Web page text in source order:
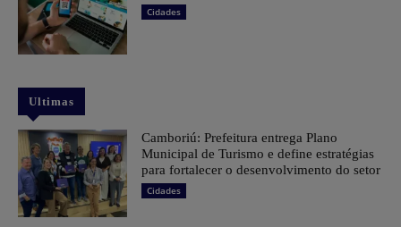
Cidades
Ultimas
Camboriú: Prefeitura entrega Plano
Municipal de Turismo e define estratégias
para fortalecer o desenvolvimento do setor
Cidades